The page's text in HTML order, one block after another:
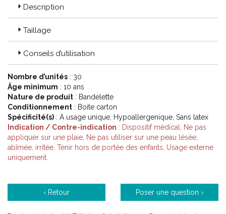
Description
Taillage
Conseils d’utilisation
Nombre d’unités : 30
Âge minimum : 10 ans
Nature de produit : Bandelette
Conditionnement : Boite carton
Spécificité(s) : A usage unique, Hypoallergenique, Sans latex
Indication / Contre-indication : Dispositif médical, Ne pas
appliquer sur une plaie, Ne pas utiliser sur une peau lésée,
abîmée, irritée, Tenir hors de portée des enfants, Usage externe
uniquement.
‹ Retour Poser une question ›